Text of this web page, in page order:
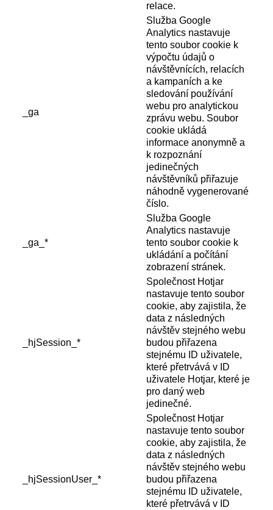
relace.
_ga
Služba Google
Analytics nastavuje
tento soubor cookie k
výpočtu údajů o
návštěvnících, relacích
a kampaních a ke
sledování používání
webu pro analytickou
zprávu webu. Soubor
cookie ukládá
informace anonymně a
k rozpoznání
jedinečných
návštěvníků přiřazuje
náhodně vygenerované
číslo.
_ga_*
Služba Google
Analytics nastavuje
tento soubor cookie k
ukládání a počítání
zobrazení stránek.
_hjSession_*
Společnost Hotjar
nastavuje tento soubor
cookie, aby zajistila, že
data z následných
návštěv stejného webu
budou přiřazena
stejnému ID uživatele,
které přetrvává v ID
uživatele Hotjar, které je
pro daný web
jedinečné.
_hjSessionUser_*
Společnost Hotjar
nastavuje tento soubor
cookie, aby zajistila, že
data z následných
návštěv stejného webu
budou přiřazena
stejnému ID uživatele,
které přetrvává v ID